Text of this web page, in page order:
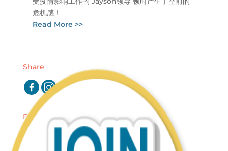
危机感！
Read More >>
Share
Featured Story
青春无畏，出类拔萃！